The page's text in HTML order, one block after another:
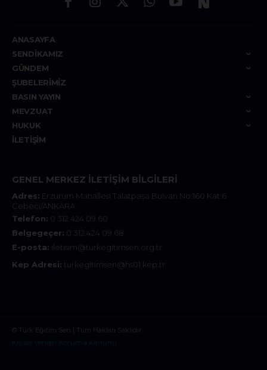
ANASAYFA
SENDIKAMIZ
GÜNDEM
ŞUBELERIMIZ
BASIN YAYIN
MEVZUAT
HUKUK
İLETIŞIM
GENEL MERKEZ İLETIŞIM BILGILERI
Adres: Erzurum Mahallesi Talatpaşa Bulvarı No:160 Kat:6
Cebeci/ANKARA
Telefon: 0 312 424 09 60
Belgegeçer: 0 312 424 09 68
E-posta: iletisim@turkegitimsen.org.tr
Kep Adresi: turkegitimsen@hs01.kep.tr
© Türk Eğitim Sen | Tüm Hakları Saklıdır.
Kişisel Verileri Koruma Kanunu